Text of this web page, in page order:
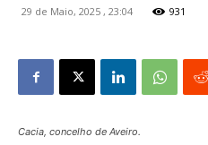
29 de Maio, 2025 , 23:04 931
Cacia, concelho de Aveiro.